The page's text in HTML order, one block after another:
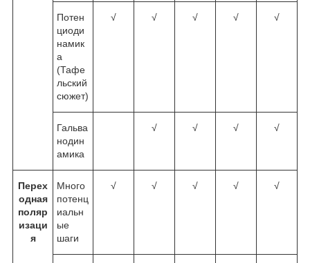
Потен
циоди
намик
а
(Тафе
льский
сюжет)
√ √ √ √ √
Гальва
нодин
амика
√ √ √ √
Перех
одная
поляр
изаци
я
Много
потенц
иальн
ые
шаги
√ √ √ √ √